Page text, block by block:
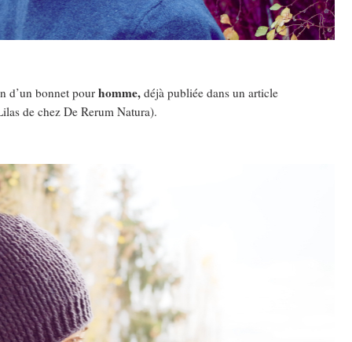
d’un bonnet pour homme, déjà publiée dans un article
de chez De Rerum Natura).